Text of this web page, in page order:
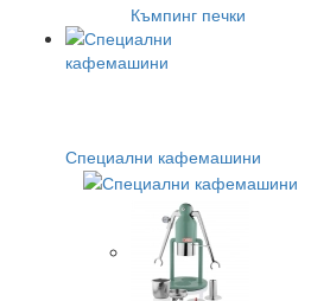
Къмпинг печки
Специални кафемашини